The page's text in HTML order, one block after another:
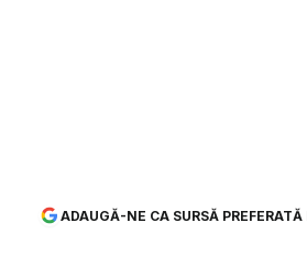
ADAUGĂ-NE CA SURSĂ PREFERATĂ